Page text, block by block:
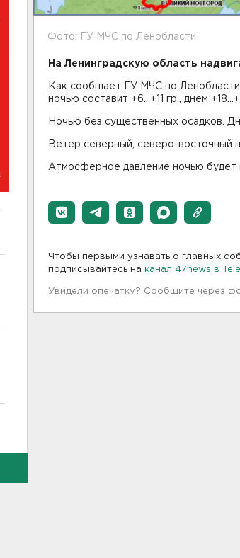
Фото: ГУ МЧС по Ленобласти
На Ленинградскую область
Как сообщает ГУ МЧС по
ночью составит +6...+11 гр., днем
Ночью без существенных осадков.
Ветер северный, северо-восточный
Атмосферное давление ночью будет
Чтобы первыми узнавать о главных
подписывайтесь на канал 47news в
Увидели опечатку? Сообщите через